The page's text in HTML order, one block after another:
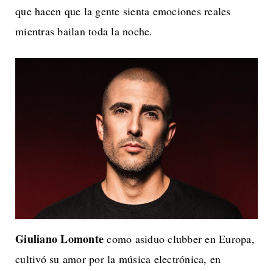
que hacen que la gente sienta emociones reales
mientras bailan toda la noche.
Giuliano Lomontecomo asiduo clubber en Europa,
cultivó su amor por la música electrónica, en